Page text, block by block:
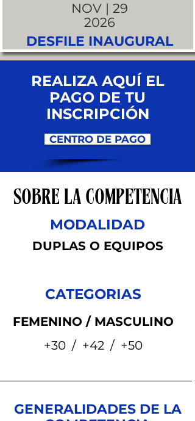
NOV | 29
2026
DESFILE INAUGURAL
REALIZA AQUÍ EL
PAGO DE TU
INSCRIPCIÓN
CENTRO DE PAGO
SOBRE LA COMPETENCIA
MODALIDAD
DUPLAS O EQUIPOS
CATEGORIAS
FEMENINO / MASCULINO
+30 / +42 / +50
GENERALIDADES DE LA